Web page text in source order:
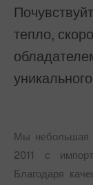
тепло,
Мы небольшая
2011 с
Благодаря